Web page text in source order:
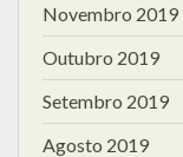
Novembro 2019
Outubro 2019
Setembro 2019
Agosto 2019